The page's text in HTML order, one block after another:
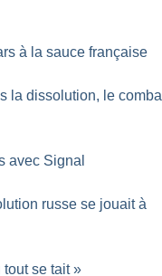
à la sauce française
la dissolution, le
avec Signal
russe se jouait à
tout se tait »